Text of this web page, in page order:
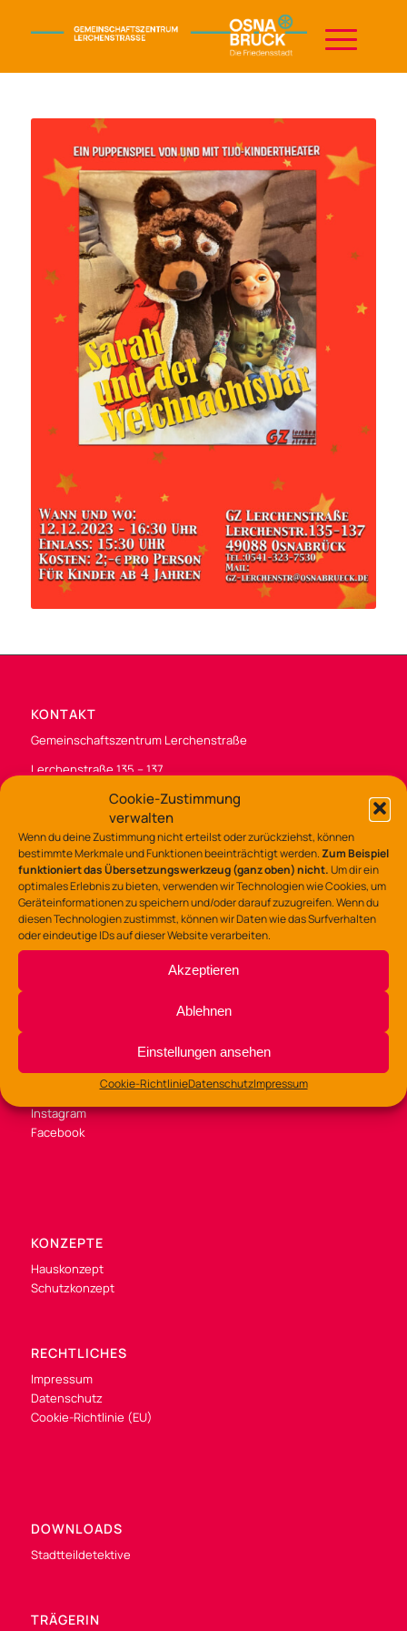
Cookie-Zustimmung
verwalten
Wenn du deine Zustimmung nicht erteilst oder zurückziehst, können
bestimmte Merkmale und Funktionen beeinträchtigt werden.Zum Beispiel
funktioniert das Übersetzungswerkzeug (ganz oben) nicht.Um dir ein
optimales Erlebnis zu bieten, verwenden wir Technologien wie Cookies, um
Geräteinformationen zu speichern und/oder darauf zuzugreifen. Wenn du
diesen Technologien zustimmst, können wir Daten wie das Surfverhalten
oder eindeutige IDs auf dieser Website verarbeiten.
Akzeptieren
Ablehnen
Einstellungen ansehen
Cookie-RichtlinieDatenschutzImpressum
KONTAKT
Gemeinschaftszentrum Lerchenstraße
Lerchenstraße 135 – 137
Tel.: 0541/323-7530
gz-lerchenstr@osnabrueck.de
SOZIALE MEDIEN
Instagram
Facebook
KONZEPTE
Hauskonzept
Schutzkonzept
RECHTLICHES
Impressum
Datenschutz
Cookie-Richtlinie (EU)
DOWNLOADS
Stadtteildetektive
TRÄGERIN